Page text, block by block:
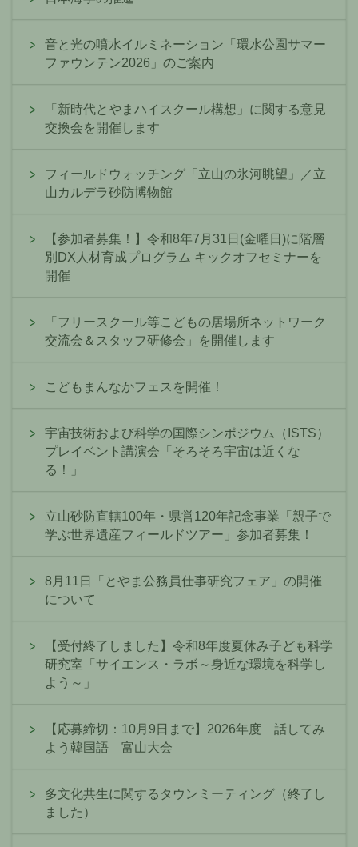
音と光の噴水イルミネーション「環水公園サマー
ファウンテン2026」のご案内
「新時代とやまハイスクール構想」に関する意見
交換会を開催します
フィールドウォッチング「立山の氷河眺望」／立
山カルデラ砂防博物館
【参加者募集！】令和8年7月31日(金曜日)に階層
別DX人材育成プログラム キックオフセミナーを
開催
「フリースクール等こどもの居場所ネットワーク
交流会＆スタッフ研修会」を開催します
こどもまんなかフェスを開催！
宇宙技術および科学の国際シンポジウム（ISTS）
プレイベント講演会「そろそろ宇宙は近くな
る！」
立山砂防直轄100年・県営120年記念事業「親子で
学ぶ世界遺産フィールドツアー」参加者募集！
8月11日「とやま公務員仕事研究フェア」の開催
について
【受付終了しました】令和8年度夏休み子ども科学
研究室「サイエンス・ラボ～身近な環境を科学し
よう～」
【応募締切：10月9日まで】2026年度 話してみ
よう韓国語 富山大会
多文化共生に関するタウンミーティング（終了し
ました）